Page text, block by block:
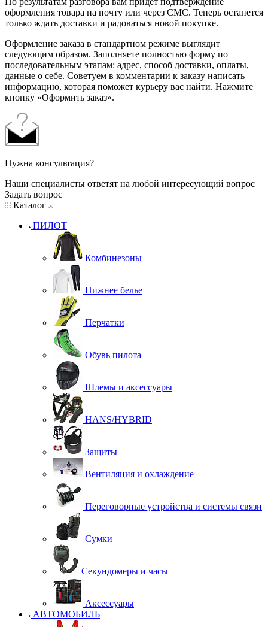
оформления товара на почту или через СМС. Теперь останется
только ждать доставки и радоваться новой покупке.
Оформление заказа в стандартном режиме выглядит
следующим образом. Заполняете полностью форму по
последовательным этапам: адрес, способ доставки, оплаты,
данные о себе. Советуем в комментарии к заказу написать
информацию, которая поможет курьеру вас найти. Нажмите
кнопку «Оформить заказ».
Нужна консультация?
Наши специалисты ответят на любой интересующий вопрос
Задать вопрос
Каталог
ПИЛОТ
Комбинезоны
Нижнее белье
Перчатки
Обувь пилота
Шлемы и аксессуары
HANS/HYBRID
Защиты
Вентиляция и охлаждение
Переговорные устройства и системы связи
Сумки
Секундомеры и часы
Аксессуары
АВТОМОБИЛЬ